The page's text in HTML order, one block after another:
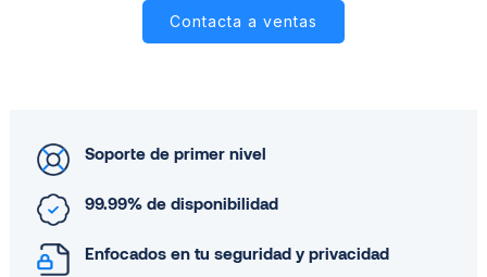
Contacta a ventas
Soporte de primer nivel
99.99% de disponibilidad
Enfocados en tu seguridad y privacidad